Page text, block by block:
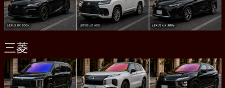
三菱